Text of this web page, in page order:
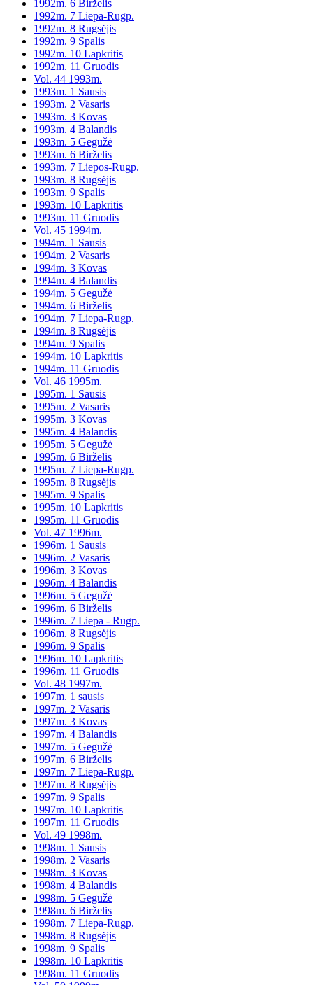
1992m. 6 Birželis
1992m. 7 Liepa-Rugp.
1992m. 8 Rugsėjis
1992m. 9 Spalis
1992m. 10 Lapkritis
1992m. 11 Gruodis
Vol. 44 1993m.
1993m. 1 Sausis
1993m. 2 Vasaris
1993m. 3 Kovas
1993m. 4 Balandis
1993m. 5 Gegužė
1993m. 6 Birželis
1993m. 7 Liepos-Rugp.
1993m. 8 Rugsėjis
1993m. 9 Spalis
1993m. 10 Lapkritis
1993m. 11 Gruodis
Vol. 45 1994m.
1994m. 1 Sausis
1994m. 2 Vasaris
1994m. 3 Kovas
1994m. 4 Balandis
1994m. 5 Gegužė
1994m. 6 Birželis
1994m. 7 Liepa-Rugp.
1994m. 8 Rugsėjis
1994m. 9 Spalis
1994m. 10 Lapkritis
1994m. 11 Gruodis
Vol. 46 1995m.
1995m. 1 Sausis
1995m. 2 Vasaris
1995m. 3 Kovas
1995m. 4 Balandis
1995m. 5 Gegužė
1995m. 6 Birželis
1995m. 7 Liepa-Rugp.
1995m. 8 Rugsėjis
1995m. 9 Spalis
1995m. 10 Lapkritis
1995m. 11 Gruodis
Vol. 47 1996m.
1996m. 1 Sausis
1996m. 2 Vasaris
1996m. 3 Kovas
1996m. 4 Balandis
1996m. 5 Gegužė
1996m. 6 Birželis
1996m. 7 Liepa - Rugp.
1996m. 8 Rugsėjis
1996m. 9 Spalis
1996m. 10 Lapkritis
1996m. 11 Gruodis
Vol. 48 1997m.
1997m. 1 sausis
1997m. 2 Vasaris
1997m. 3 Kovas
1997m. 4 Balandis
1997m. 5 Gegužė
1997m. 6 Birželis
1997m. 7 Liepa-Rugp.
1997m. 8 Rugsėjis
1997m. 9 Spalis
1997m. 10 Lapkritis
1997m. 11 Gruodis
Vol. 49 1998m.
1998m. 1 Sausis
1998m. 2 Vasaris
1998m. 3 Kovas
1998m. 4 Balandis
1998m. 5 Gegužė
1998m. 6 Birželis
1998m. 7 Liepa-Rugp.
1998m. 8 Rugsėjis
1998m. 9 Spalis
1998m. 10 Lapkritis
1998m. 11 Gruodis